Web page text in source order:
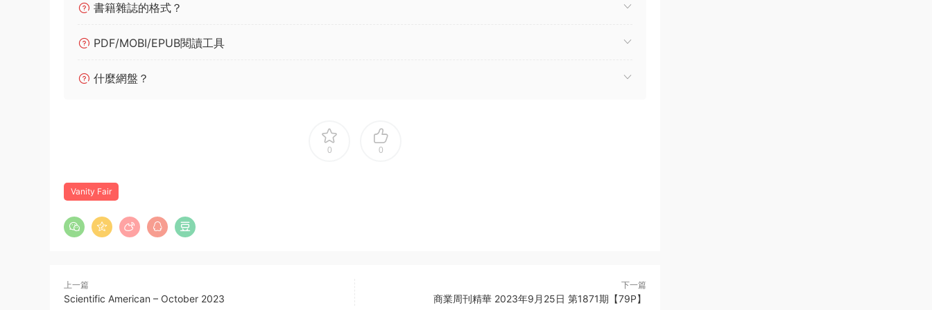
書籍雜誌的格式？
PDF/MOBI/EPUB閱讀工具
什麼網盤？
0 0
Vanity Fair
上一篇
Scientific American – October 2023
下一篇
商業周刊精華 2023年9月25日 第1871期【79P】